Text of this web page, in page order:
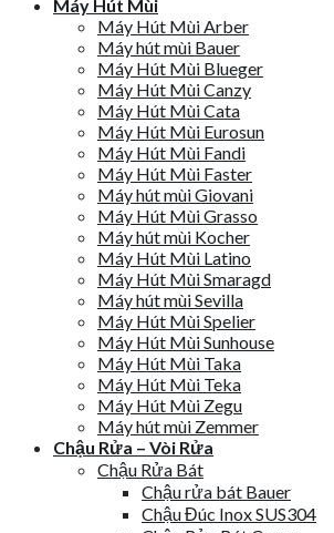
Máy Hút Mùi
Máy Hút Mùi Arber
Máy hút mùi Bauer
Máy Hút Mùi Blueger
Máy Hút Mùi Canzy
Máy Hút Mùi Cata
Máy Hút Mùi Eurosun
Máy Hút Mùi Fandi
Máy Hút Mùi Faster
Máy hút mùi Giovani
Máy Hút Mùi Grasso
Máy hút mùi Kocher
Máy Hút Mùi Latino
Máy Hút Mùi Smaragd
Máy hút mùi Sevilla
Máy Hút Mùi Spelier
Máy Hút Mùi Sunhouse
Máy Hút Mùi Taka
Máy Hút Mùi Teka
Máy Hút Mùi Zegu
Máy hút mùi Zemmer
Chậu Rửa – Vòi Rửa
Chậu Rửa Bát
Chậu rửa bát Bauer
Chậu Đúc Inox SUS304